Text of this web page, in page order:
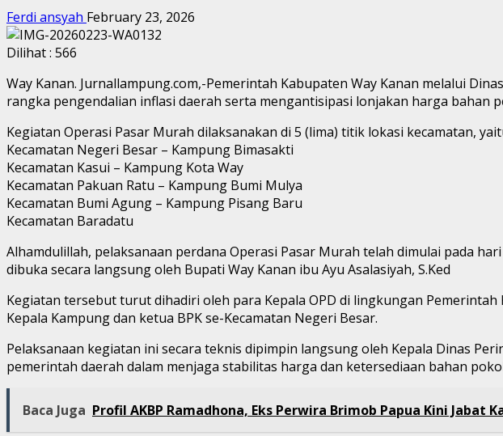
Ferdi ansyah February 23, 2026
Dilihat : 566
Way Kanan. Jurnallampung.com,-Pemerintah Kabupaten Way Kanan melalui
rangka pengendalian inflasi daerah serta mengantisipasi lonjakan harga bahan
Kegiatan Operasi Pasar Murah dilaksanakan di 5 (lima) titik lokasi kecamatan,
Kecamatan Negeri Besar – Kampung Bimasakti
Kecamatan Kasui – Kampung Kota Way
Kecamatan Pakuan Ratu – Kampung Bumi Mulya
Kecamatan Bumi Agung – Kampung Pisang Baru
Kecamatan Baradatu
Alhamdulillah, pelaksanaan perdana Operasi Pasar Murah telah dimulai pada
dibuka secara langsung oleh Bupati Way Kanan ibu Ayu Asalasiyah, S.Ked
Kegiatan tersebut turut dihadiri oleh para Kepala OPD di lingkungan
Kepala Kampung dan ketua BPK se-Kecamatan Negeri Besar.
Pelaksanaan kegiatan ini secara teknis dipimpin langsung oleh Kepala Dinas
pemerintah daerah dalam menjaga stabilitas harga dan ketersediaan bahan
Baca Juga Profil AKBP Ramadhona, Eks Perwira Brimob Papua Kini Jabat